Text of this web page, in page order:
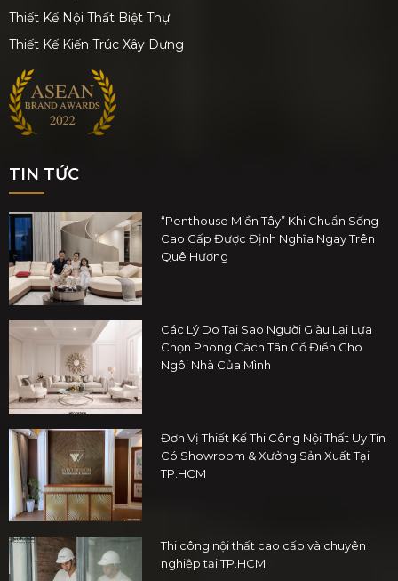
Thiết Kế Nội Thất Biệt Thự
Thiết Kế Kiến Trúc Xây Dựng
TIN TỨC
“Penthouse Miền Tây” Khi Chuẩn Sống
Cao Cấp Được Định Nghĩa Ngay Trên
Quê Hương
Các Lý Do Tại Sao Người Giàu Lại Lựa
Chọn Phong Cách Tân Cổ Điển Cho
Ngôi Nhà Của Mình
Đơn Vị Thiết Kế Thi Công Nội Thất Uy Tín
Có Showroom & Xưởng Sản Xuất Tại
TP.HCM
Thi công nội thất cao cấp và chuyên
nghiệp tại TP.HCM